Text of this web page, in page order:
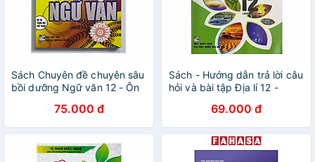
Sách Chuyên đề chuyên sâu
bồi dưỡng Ngữ văn 12 - Ôn
75.000 đ
Sách - Hướng dẫn trả lời câu
hỏi và bài tập Địa lí 12 -
69.000 đ